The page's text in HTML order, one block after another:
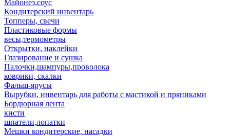
Майонез,соус
Кондитерский инвентарь
Топперы, свечи
Пластиковые формы
весы,термометры
Открытки, наклейки
Глазирование и сушка
Палочки,шампуры,проволока
коврики, скалки
Фальш-ярусы
Вырубки, инвентарь для работы с мастикой и пряниками
Бордюрная лента
кисти
шпатели,лопатки
Мешки кондитерские, насадки